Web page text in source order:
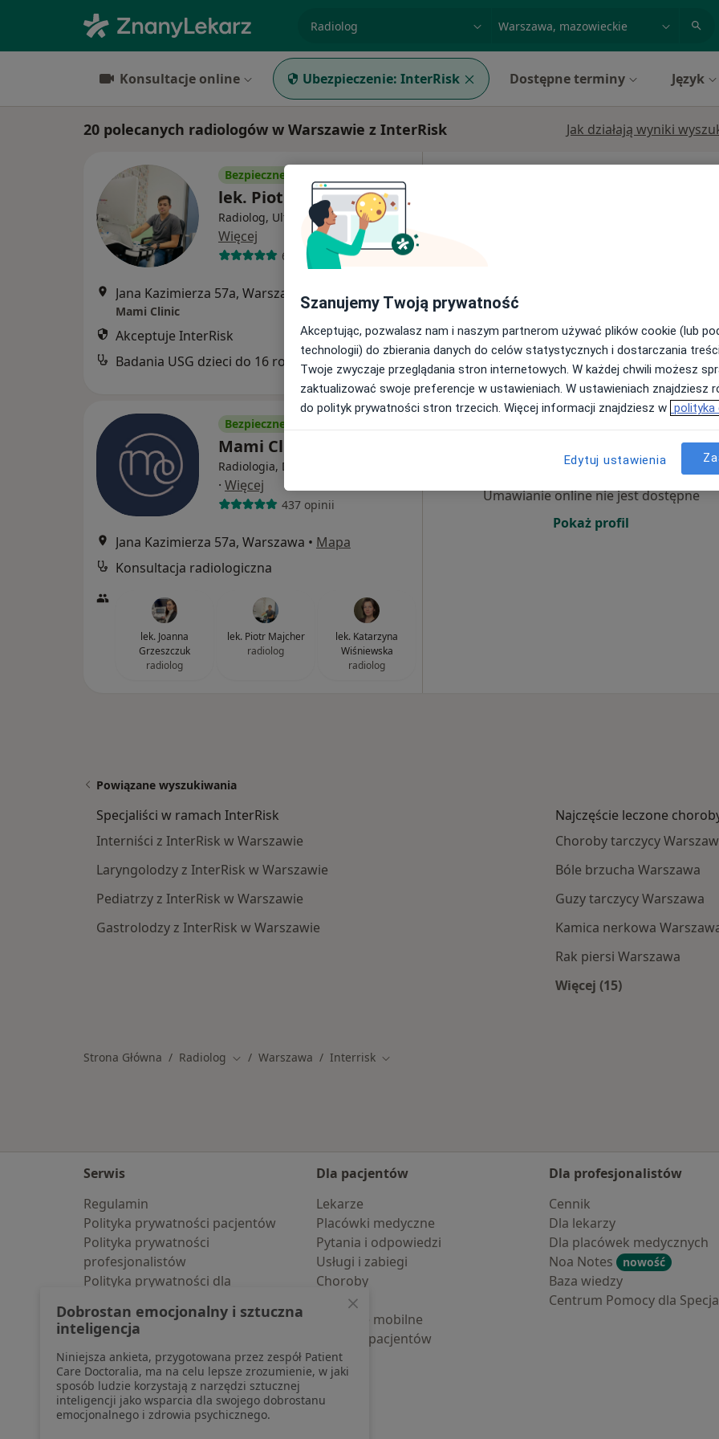
Konsultacje online Ubezpieczenie: InterRisk Dostępne terminy Język
20 polecanych radiologów w Warszawie z InterRisk Jak działają wyniki
Bezpieczne płatności
lek. Piotr Majcher
Radiolog, Ultrasonografista·
Więcej
68 opinii
Jana Kazimierza 57a, Warszawa• Mapa
Mami Clinic
Akceptuje InterRisk
Badania USG dzieci do 16 roku życia
od 200 zł
Bezpieczne płatności
Mami Clinic
Radiologia, Diagnostyka, Dietetyka
· Więcej
437 opinii
Jana Kazimierza 57a, Warszawa • Mapa
Konsultacja radiologiczna
lek. Joanna
Grzeszczuk
radiolog
lek. Piotr Majcher
radiolog
lek. Katarzyna
Wiśniewska
radiolog
9 Sie
Umawianie online nie jest dostępne
Pokaż profil
Powiązane wyszukiwania
Specjaliści w ramach InterRisk
Interniści z InterRisk w Warszawie
Laryngolodzy z InterRisk w Warszawie
Pediatrzy z InterRisk w Warszawie
Gastrolodzy z InterRisk w Warszawie
Najczęście leczone
Choroby tarczycy
Bóle brzucha Warszawa
Guzy tarczycy Warszawa
Kamica nerkowa
Rak piersi Warszawa
Więcej (15)
Strona Główna Radiolog Zmień miasto
Warszawa Interrisk Zmień miasto
Serwis
Regulamin
Polityka prywatności pacjentów
Polityka prywatności
profesjonalistów
Polityka prywatności dla
pozyskaliśmy samodzielnie
Polityka cookies
Jak działają wyniki wyszukiwania
Dostępność
O nas
Praca Rekrutujemy!
Dla pacjentów
Lekarze
Placówki medyczne
Pytania i odpowiedzi
Usługi i zabiegi
Choroby
Pomoc
Aplikacje mobilne
Blog dla pacjentów
Dla profesjonalistów
Cennik
Dla lekarzy
Dla placówek medycznych
Noa Notes
nowość
Baza wiedzy
Centrum Pomocy dla
Szanujemy Twoją prywatność
Akceptując, pozwalasz nam i naszym partnerom używać plików cookie (lub
technologii) do zbierania danych do celów statystycznych i dostarczania
Twoje zwyczaje przeglądania stron internetowych. W każdej chwili możesz
zaktualizować swoje preferencje w ustawieniach. W ustawieniach znajdziesz
do polityk prywatności stron trzecich. Więcej informacji znajdziesz w polityka
Edytuj ustawienia
Dobrostan emocjonalny i sztuczna
inteligencja
Niniejsza ankieta, przygotowana przez zespół Patient
Care Doctoralia, ma na celu lepsze zrozumienie, w jaki
sposób ludzie korzystają z narzędzi sztucznej
inteligencji jako wsparcia dla swojego dobrostanu
emocjonalnego i zdrowia psychicznego.